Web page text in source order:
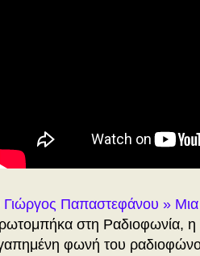
Παπαστεφάνου »
στη Ραδιοφωνία, η
φωνή του